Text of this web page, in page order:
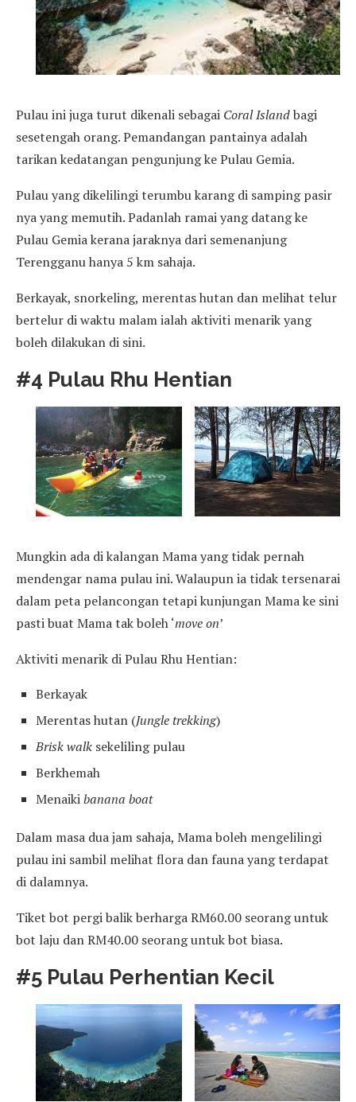
Pulau ini juga turut dikenali sebagai Coral Islandbagi
sesetengah orang. Pemandangan pantainya adalah
tarikan kedatangan pengunjung ke Pulau Gemia.
Pulau yang dikelilingi terumbu karang di samping pasir
nya yang memutih. Padanlah ramai yang datang ke
Pulau Gemia kerana jaraknya dari semenanjung
Terengganu hanya 5 km sahaja.
Berkayak, snorkeling, merentas hutan dan melihat telur
bertelur di waktu malam ialah aktiviti menarik yang
boleh dilakukan di sini.
#4 Pulau Rhu Hentian
Mungkin ada di kalangan Mama yang tidak pernah
mendengar nama pulau ini. Walaupun ia tidak tersenarai
dalam peta pelancongan tetapi kunjungan Mama ke sini
pasti buat Mama tak boleh ‘move on’
Aktiviti menarik di Pulau Rhu Hentian:
Berkayak
Merentas hutan (Jungle trekking)
Brisk walk sekeliling pulau
Berkhemah
Menaikibanana boat
Dalam masa dua jam sahaja, Mama boleh mengelilingi
pulau ini sambil melihat flora dan fauna yang terdapat
di dalamnya.
Tiket bot pergi balik berharga RM60.00 seorang untuk
bot laju dan RM40.00 seorang untuk bot biasa.
#5 Pulau Perhentian Kecil